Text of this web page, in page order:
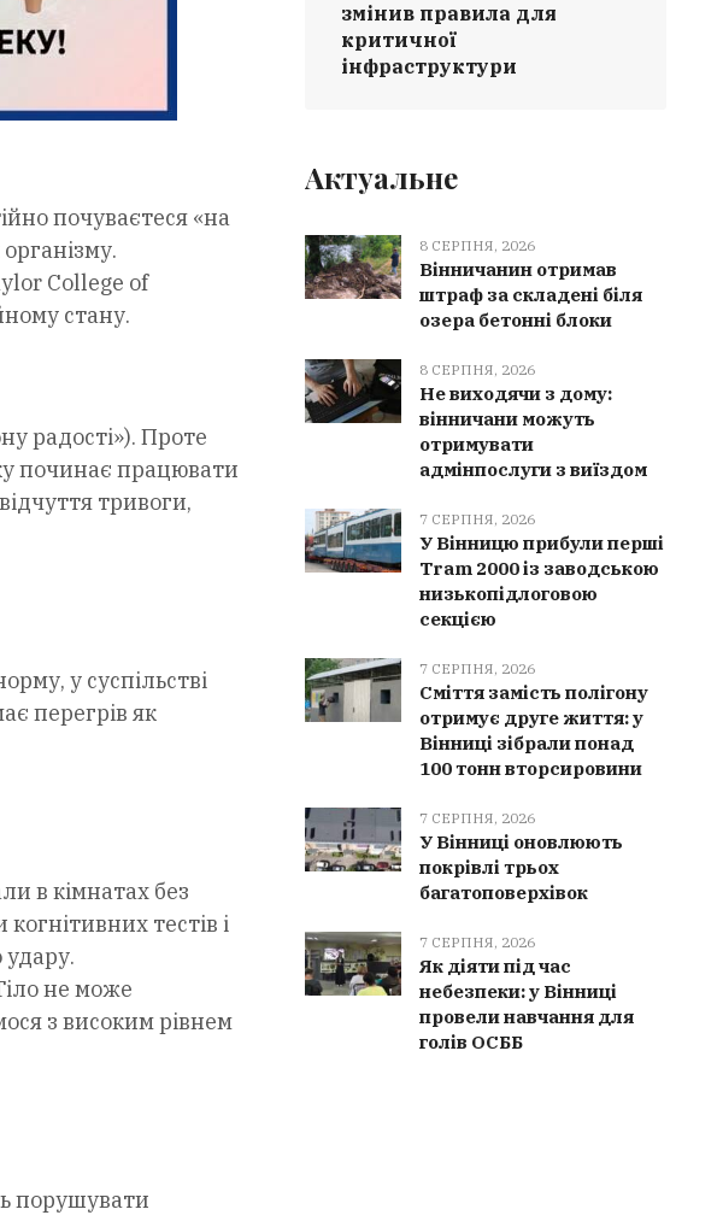
почуваєтеся «на
College of
стану.
радості»). Проте
починає працювати
тривоги,
у суспільстві
перегрів як
в кімнатах без
тестів і
удару.
не може
з високим рівнем
порушувати
змінив правила для
критичної
інфраструктури
Актуальне
8 СЕРПНЯ, 2026
Вінничанин отримав
штраф за складені біля
озера бетонні блоки
8 СЕРПНЯ, 2026
Не виходячи з дому:
вінничани можуть
отримувати
адмінпослуги з виїздом
7 СЕРПНЯ, 2026
У Вінницю прибули перші
Tram 2000 із заводською
низькопідлоговою
секцією
7 СЕРПНЯ, 2026
Сміття замість полігону
отримує друге життя: у
Вінниці зібрали понад
100 тонн вторсировини
7 СЕРПНЯ, 2026
У Вінниці оновлюють
покрівлі трьох
багатоповерхівок
7 СЕРПНЯ, 2026
Як діяти під час
небезпеки: у Вінниці
провели навчання для
голів ОСББ